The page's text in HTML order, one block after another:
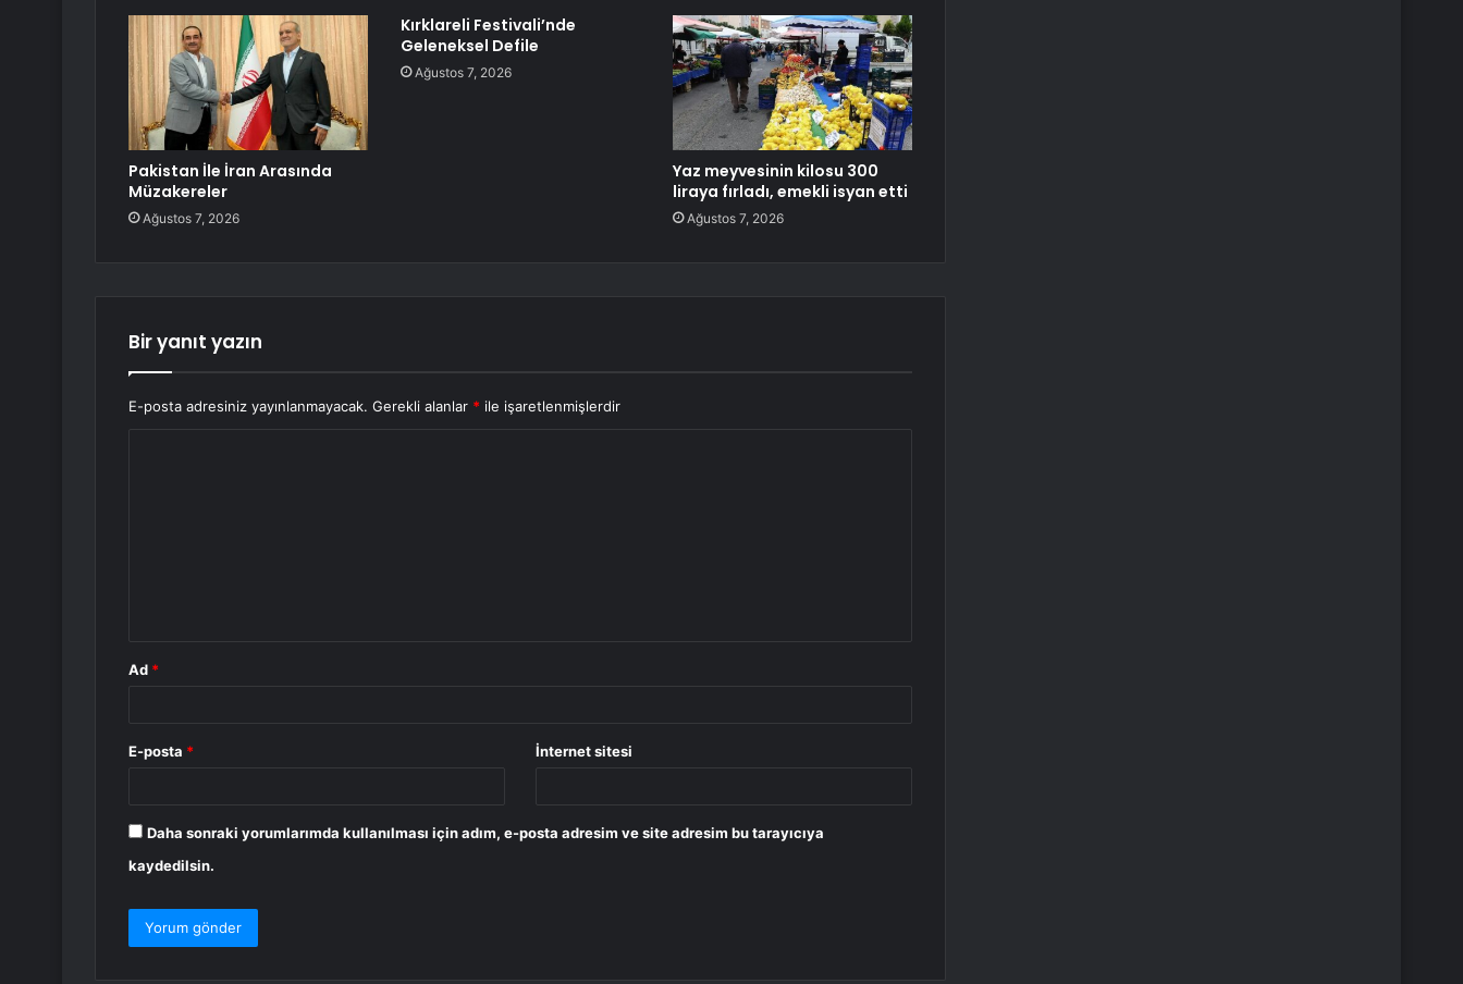
Pakistan İle İran Arasında
Müzakereler
Ağustos 7, 2026
Kırklareli Festivali’nde
Geleneksel Defile
Ağustos 7, 2026
Yaz meyvesinin kilosu 300
liraya fırladı, emekli isyan etti
Ağustos 7, 2026
Bir yanıt yazın
E-posta adresiniz yayınlanmayacak. Gerekli alanlar * ile işaretlenmişlerdir
Ad *
E-posta * İnternet sitesi
Daha sonraki yorumlarımda kullanılması için adım, e-posta adresim ve site adresim bu tarayıcıya
kaydedilsin.